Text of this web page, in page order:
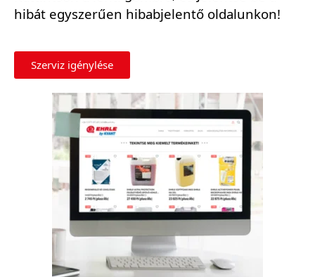
hibát egyszerűen hibabjelentő oldalunkon!
Szerviz igénylése